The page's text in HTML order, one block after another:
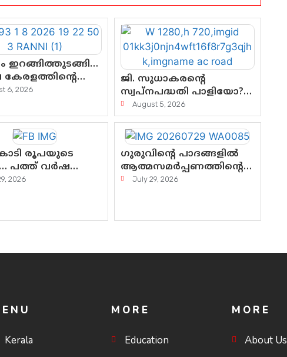
ഇറങ്ങിത്തുടങ്ങി…
6, 2026
ജി. സുധാകരന്റെ
സ്വപ്നപദ്ധതി പാളിയോ?
എസി റോഡിന്റെ ആദ്യ
പ്രളയപരീക്ഷയിൽ
ഉയരുന്നത് ഗുരുതര
ചോദ്യങ്ങൾ
August 5, 2026
രൂപയുടെ
പത്ത് വർഷത്തെ
കേരള ലോട്ടറി
2026
ഗുരുവിന്റെ പാദങ്ങളിൽ
ആത്മസമർപ്പണത്തിന്റെ
പുണ്യദിനം; മാതാ
ഗുരുപൂർണിമ ആഘോഷം
July 29, 2026
Kerala
MORE
Education
MORE
About Us